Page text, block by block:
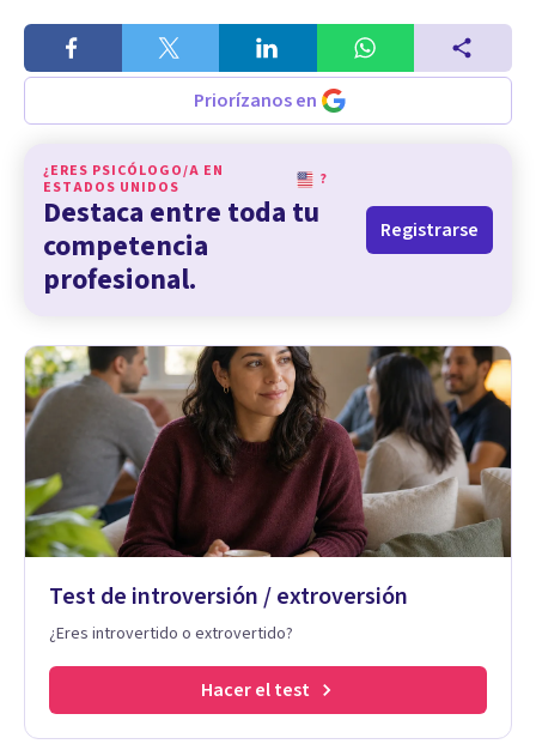
Priorízanos en
¿ERES PSICÓLOGO/A EN
ESTADOS UNIDOS
?
Destaca entre toda tu
competencia
profesional.
Registrarse
Test de introversión / extroversión
¿Eres introvertido o extrovertido?
Hacer el test